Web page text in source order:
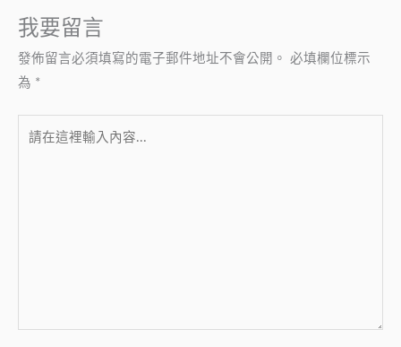
我要留言
發佈留言必須填寫的電子郵件地址不會公開。 必填欄位標示
為 *